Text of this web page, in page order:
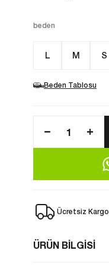
beden
L M S
Beden Tablosu
Ücretsiz Kargo
ÜRÜN BİLGİSİ